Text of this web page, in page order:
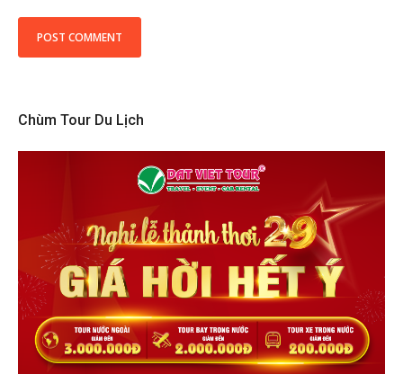
Chùm Tour Du Lịch